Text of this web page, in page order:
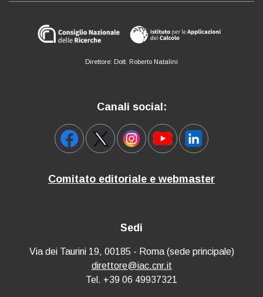
Direttore: Dott. Roberto Natalini
Canali social:
Comitato editoriale e webmaster
Sedi
Via dei Taurini 19, 00185 - Roma (sede principale)
direttore@iac.cnr.it
Tel. +39 06 49937321